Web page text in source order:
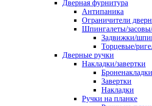
Дверная фурнитура
Антипаника
Ограничители
Шпингалеты/
Задвижки/
Торцевые/
Дверные ручки
Накладки/завертки
Броненакладки
Завертки
Накладки
Ручки на планке